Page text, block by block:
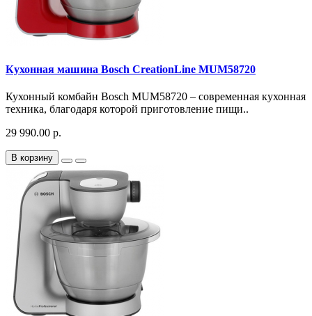
Кухонная машина Bosch CreationLine MUM58720
Кухонный комбайн Bosch MUM58720 – современная кухонная
техника, благодаря которой приготовление пищи..
29 990.00 р.
В корзину